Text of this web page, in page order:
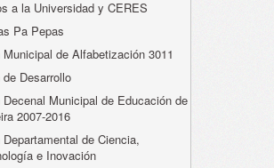
a la Universidad y CERES
Pa Pepas
Municipal de Alfabetización 3011
de Desarrollo
Decenal Municipal de Educación de
2007-2016
Departamental de Ciencia,
e Inovación